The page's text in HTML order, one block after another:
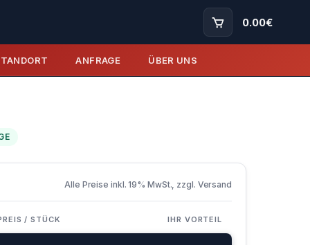
0.00€
ANFRAGE ÜBER UNS
Alle Preise inkl. 19% MwSt., zzgl. Versand
/ STÜCK IHR VORTEIL